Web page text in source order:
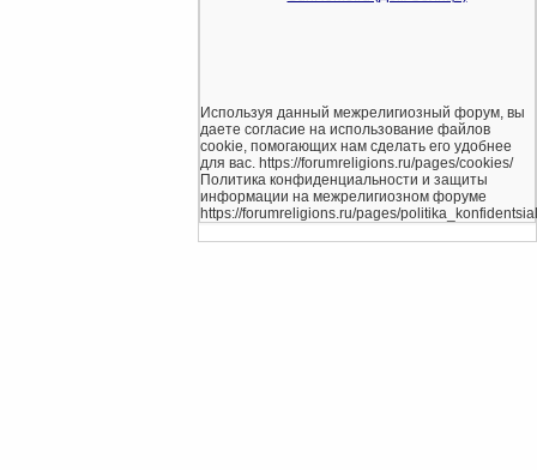
Используя данный межрелигиозный форум, вы
даете согласие на использование файлов
cookie, помогающих нам сделать его удобнее
для вас. https://forumreligions.ru/pages/cookies/
Политика конфиденциальности и защиты
информации на межрелигиозном форуме
https://forumreligions.ru/pages/